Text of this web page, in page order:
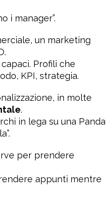
i manager”.
un marketing
Profili che
KPI, strategia.
in molte
.
in lega su una Panda
per prendere
appunti mentre